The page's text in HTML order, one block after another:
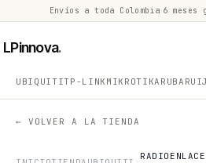
Envíos a toda Colombia 6
LPinnova.
UBIQUITITP-LINK MIKROTIKARUBA
← VOLVER A LA TIENDA